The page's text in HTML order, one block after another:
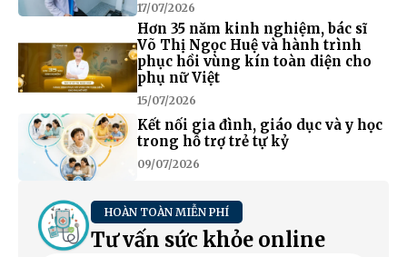
17/07/2026
Hơn 35 năm kinh nghiệm, bác sĩ
Võ Thị Ngọc Huệ và hành trình
phục hồi vùng kín toàn diện cho
phụ nữ Việt
15/07/2026
Kết nối gia đình, giáo dục và y học
trong hỗ trợ trẻ tự kỷ
09/07/2026
HOÀN TOÀN MIỄN PHÍ
Tư vấn sức khỏe online